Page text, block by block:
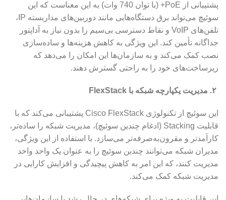
پشتیبانی از PoE+ (با توان 740 وات) به این معناست که این
سوئیچ می‌تواند برق دستگاه‌هایی مانند دوربین‌های مداربسته IP،
تلفن‌های VoIP و نقاط دسترسی بی‌سیم را بدون نیاز به آداپتور
جداگانه تأمین کند. این ویژگی به کاهش هزینه‌ها و ساده‌سازی
نصب کمک می‌کند و به سازمان‌ها این امکان را می‌دهد که
زیرساخت‌های خود را به راحتی گسترش دهند.
این سوئیچ از تکنولوژی Cisco FlexStack پشتیبانی می‌کند که با
قابلیت Stacking (ادغام چندین سوئیچ)، مدیریت شبکه را ساده‌تر،
کارآمدتر و مقرون‌به‌صرفه‌تر می‌سازد. با استفاده از این ویژگی،
مدیران شبکه می‌توانند چندین سوئیچ را به عنوان یک واحد واحد
مدیریت کنند، که این امر به کاهش پیچیدگی و افزایش کارایی در
مدیریت شبکه کمک می‌کند.